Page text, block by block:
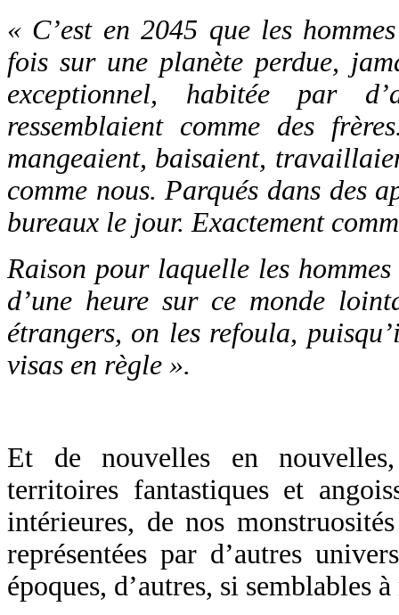
« C’est en 2045 que les
fois sur une planète perdue,
exceptionnel, habitée par
ressemblaient comme des
mangeaient, baisaient,
comme nous. Parqués dans des
bureaux le jour. Exactement
Raison pour laquelle les
d’une heure sur ce monde
étrangers, on les refoula,
visas en règle ».
Et de nouvelles en
territoires fantastiques et
intérieures, de nos
représentées par d’autres
époques, d’autres, si semblables